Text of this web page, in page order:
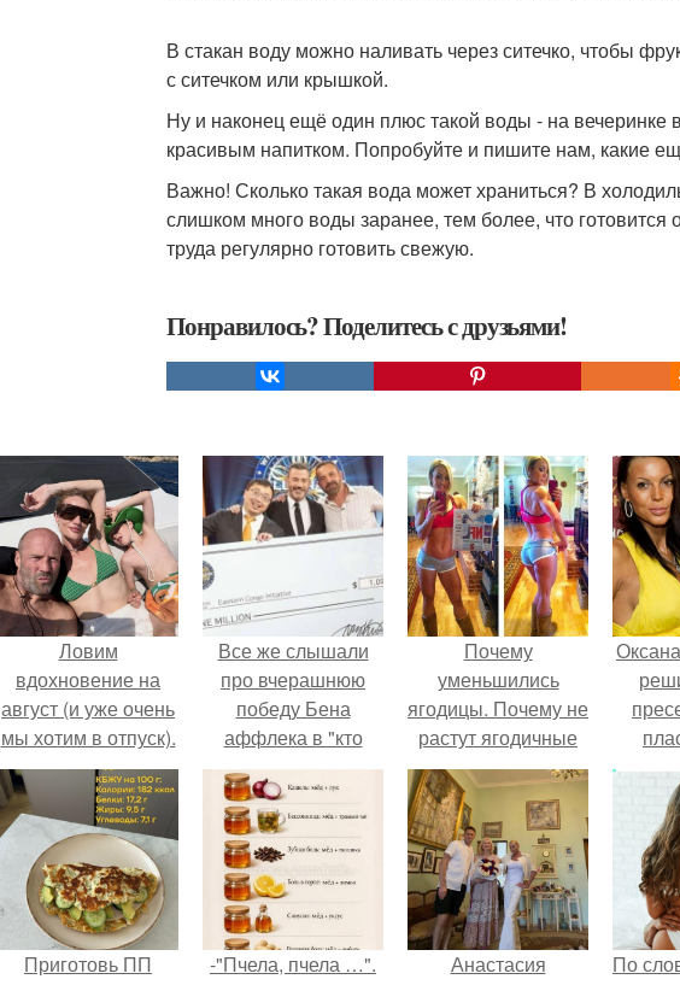
В стакан воду можно наливать через ситечко, чтобы
с ситечком или крышкой.
Ну и наконец ещё один плюс такой воды - на вечеринке
красивым напитком. Попробуйте и пишите нам, какие
Важно! Сколько такая вода может храниться? В
слишком много воды заранее, тем более, что
труда регулярно готовить свежую.
Понравилось? Поделитесь с друзьями!
Ловим
вдохновение на
август (и уже очень
мы хотим в отпуск).
Все же слышали
про вчерашнюю
победу Бена
аффлека в "кто
хочет стать
миллионером?
Почему
уменьшились
ягодицы. Почему не
растут ягодичные
мышцы?
Приготовь ПП
-"Пчела, пчела …".
Анастасия
По